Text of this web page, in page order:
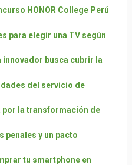
HONOR College Perú
para elegir una TV según
busca cubrir la
del servicio de
por la transformación de
penales y un pacto
tu smartphone en